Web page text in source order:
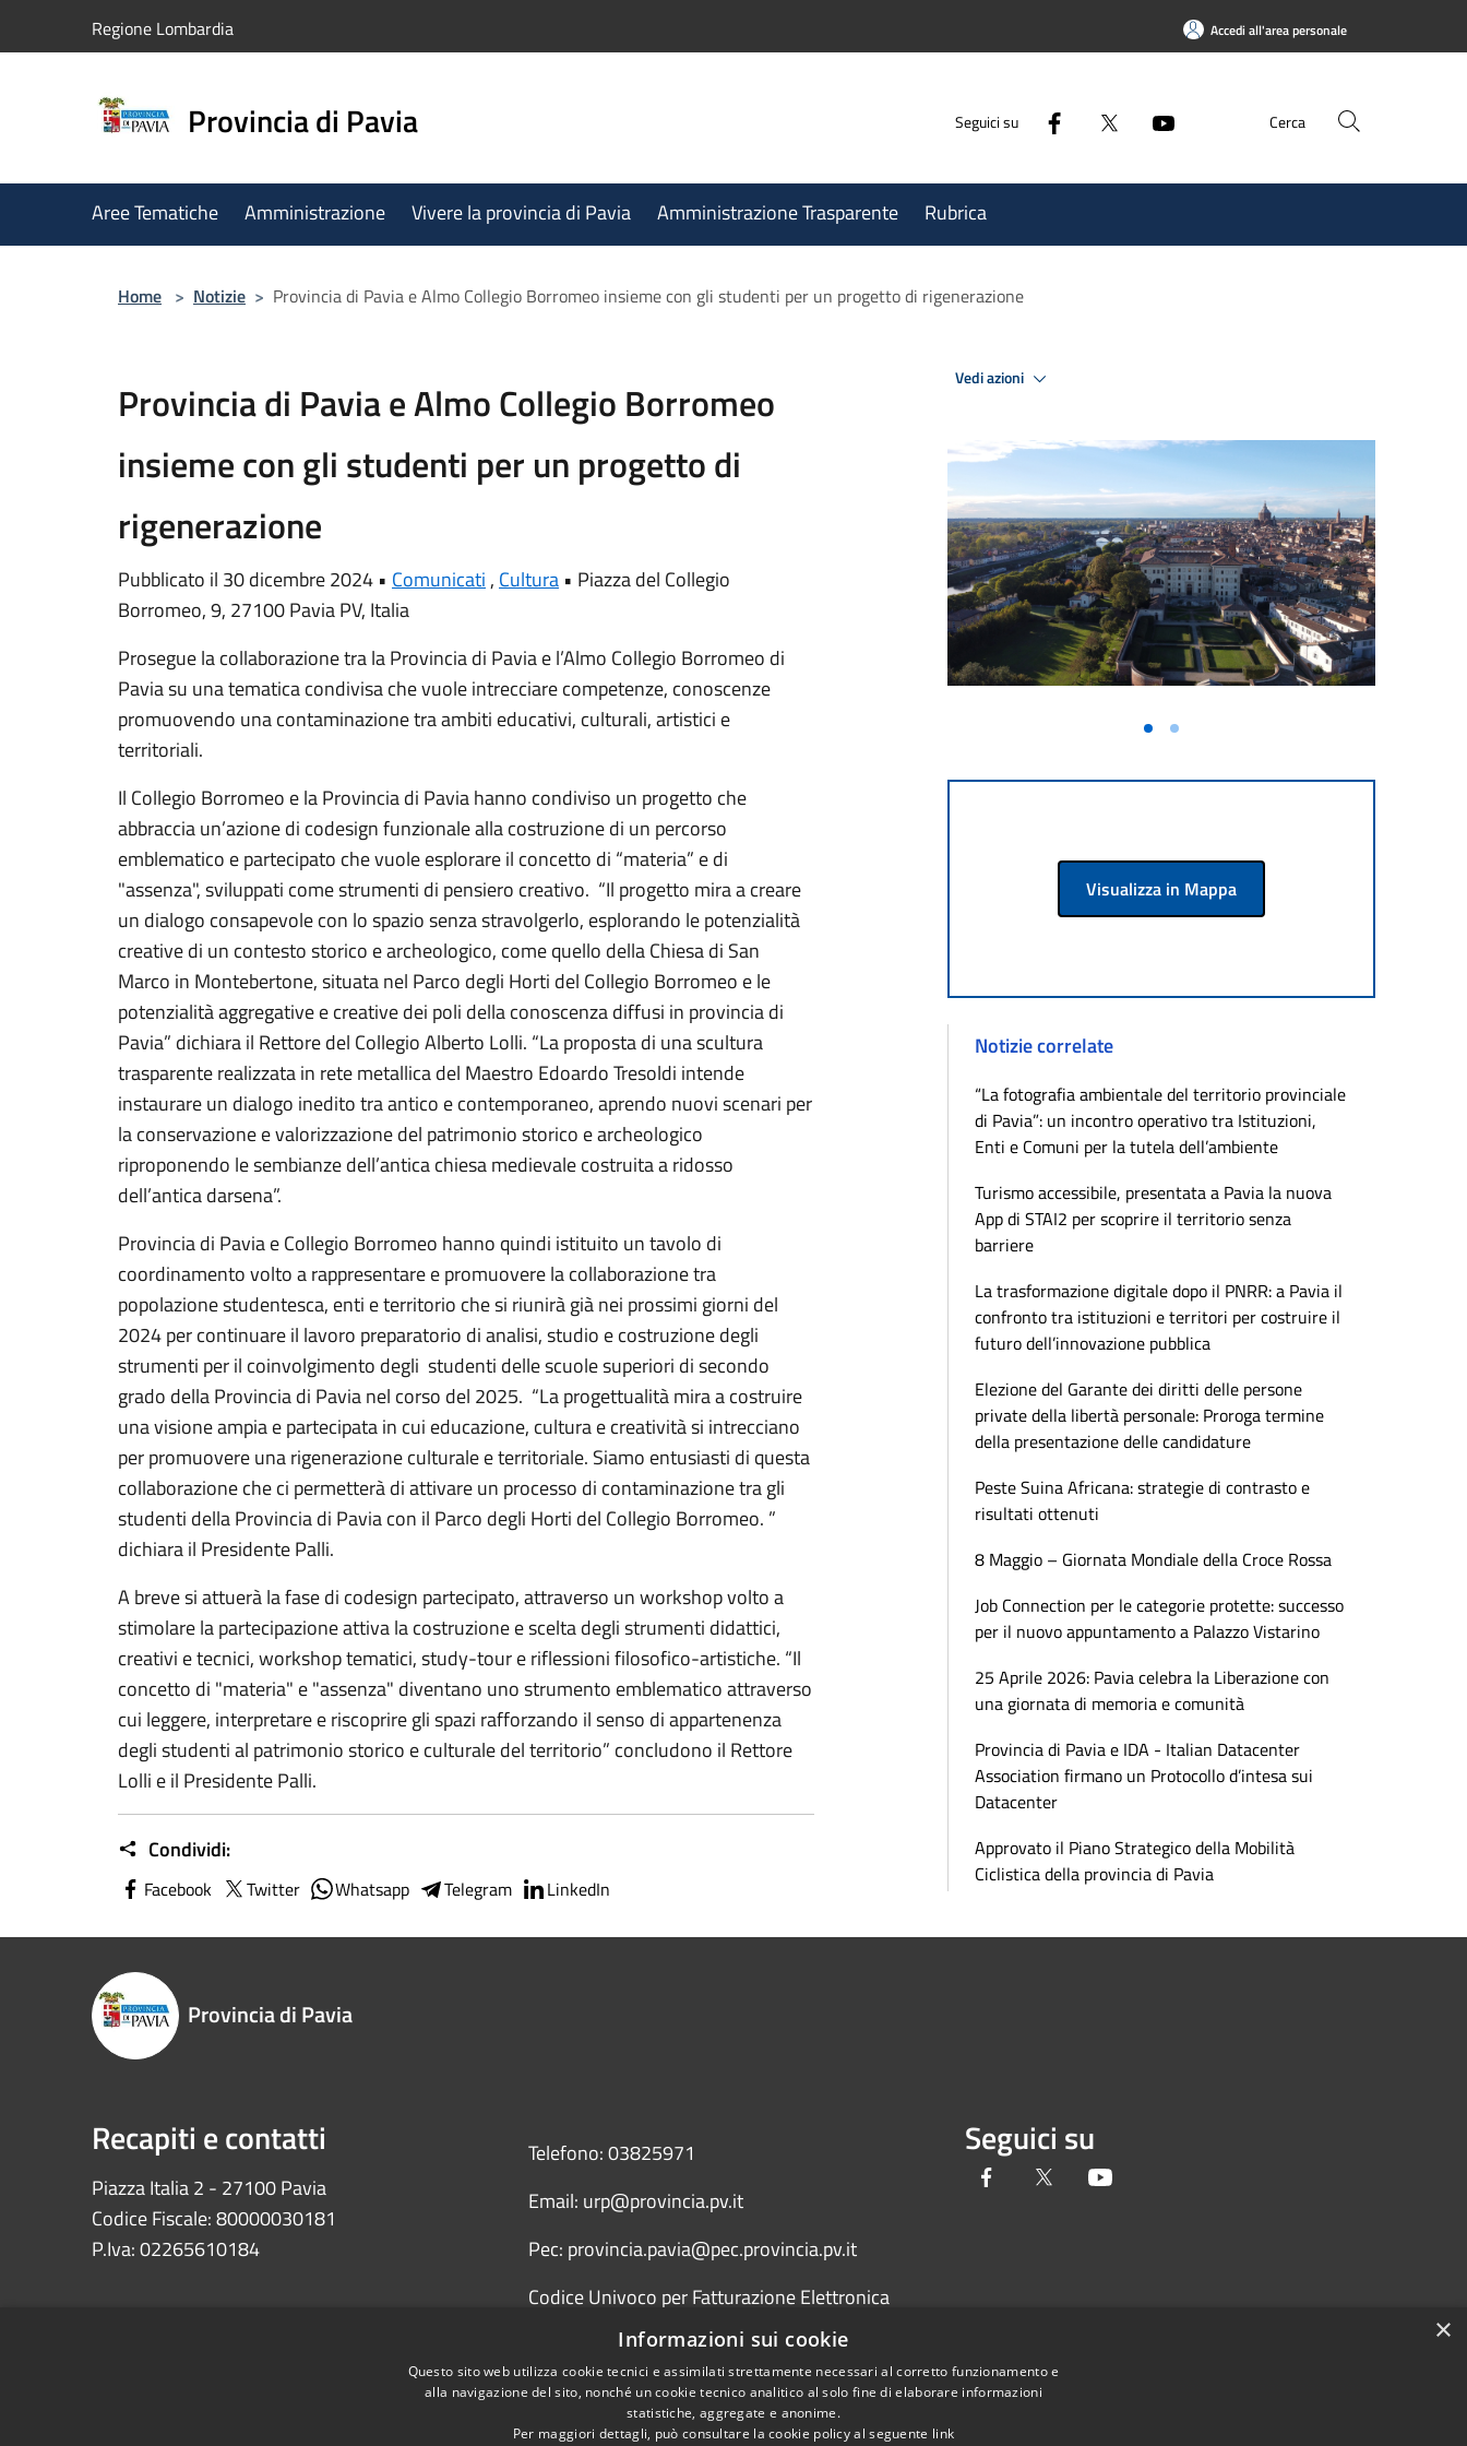
Regione Lombardia Accedi all'area personale
Provincia di Pavia Seguici su Cerca
Aree Tematiche Amministrazione Vivere la provincia di Pavia Amministrazione Trasparente Rubrica
Home > Notizie > Provincia di Pavia e Almo Collegio Borromeo insieme con gli studenti per un progetto di rigenerazione
Provincia di Pavia e Almo Collegio Borromeo
insieme con gli studenti per un progetto di
rigenerazione
Pubblicato il 30 dicembre 2024 • Comunicati , Cultura • Piazza del Collegio
Borromeo, 9, 27100 Pavia PV, Italia
Prosegue la collaborazione tra la Provincia di Pavia e l’Almo Collegio Borromeo di
Pavia su una tematica condivisa che vuole intrecciare competenze, conoscenze
promuovendo una contaminazione tra ambiti educativi, culturali, artistici e
territoriali.
Il Collegio Borromeo e la Provincia di Pavia hanno condiviso un progetto che
abbraccia un’azione di codesign funzionale alla costruzione di un percorso
emblematico e partecipato che vuole esplorare il concetto di “materia” e di
"assenza", sviluppati come strumenti di pensiero creativo. “Il progetto mira a creare
un dialogo consapevole con lo spazio senza stravolgerlo, esplorando le potenzialità
creative di un contesto storico e archeologico, come quello della Chiesa di San
Marco in Montebertone, situata nel Parco degli Horti del Collegio Borromeo e le
potenzialità aggregative e creative dei poli della conoscenza diffusi in provincia di
Pavia” dichiara il Rettore del Collegio Alberto Lolli. “La proposta di una scultura
trasparente realizzata in rete metallica del Maestro Edoardo Tresoldi intende
instaurare un dialogo inedito tra antico e contemporaneo, aprendo nuovi scenari per
la conservazione e valorizzazione del patrimonio storico e archeologico
riproponendo le sembianze dell’antica chiesa medievale costruita a ridosso
dell’antica darsena”.
Provincia di Pavia e Collegio Borromeo hanno quindi istituito un tavolo di
coordinamento volto a rappresentare e promuovere la collaborazione tra
popolazione studentesca, enti e territorio che si riunirà già nei prossimi giorni del
2024 per continuare il lavoro preparatorio di analisi, studio e costruzione degli
strumenti per il coinvolgimento degli studenti delle scuole superiori di secondo
grado della Provincia di Pavia nel corso del 2025. “La progettualità mira a costruire
una visione ampia e partecipata in cui educazione, cultura e creatività si intrecciano
per promuovere una rigenerazione culturale e territoriale. Siamo entusiasti di questa
collaborazione che ci permetterà di attivare un processo di contaminazione tra gli
studenti della Provincia di Pavia con il Parco degli Horti del Collegio Borromeo. ”
dichiara il Presidente Palli.
A breve si attuerà la fase di codesign partecipato, attraverso un workshop volto a
stimolare la partecipazione attiva la costruzione e scelta degli strumenti didattici,
creativi e tecnici, workshop tematici, study-tour e riflessioni filosofico-artistiche. “Il
concetto di "materia" e "assenza" diventano uno strumento emblematico attraverso
cui leggere, interpretare e riscoprire gli spazi rafforzando il senso di appartenenza
degli studenti al patrimonio storico e culturale del territorio” concludono il Rettore
Lolli e il Presidente Palli.
Condividi:
Facebook Twitter Whatsapp Telegram LinkedIn
Vedi azioni
Visualizza in Mappa
Notizie correlate
“La fotografia ambientale del territorio provinciale
di Pavia”: un incontro operativo tra Istituzioni,
Enti e Comuni per la tutela dell’ambiente
Turismo accessibile, presentata a Pavia la nuova
App di STAI2 per scoprire il territorio senza
barriere
La trasformazione digitale dopo il PNRR: a Pavia il
confronto tra istituzioni e territori per costruire il
futuro dell’innovazione pubblica
Elezione del Garante dei diritti delle persone
private della libertà personale: Proroga termine
della presentazione delle candidature
Peste Suina Africana: strategie di contrasto e
risultati ottenuti
8 Maggio – Giornata Mondiale della Croce Rossa
Job Connection per le categorie protette: successo
per il nuovo appuntamento a Palazzo Vistarino
25 Aprile 2026: Pavia celebra la Liberazione con
una giornata di memoria e comunità
Provincia di Pavia e IDA - Italian Datacenter
Association firmano un Protocollo d’intesa sui
Datacenter
Approvato il Piano Strategico della Mobilità
Ciclistica della provincia di Pavia
Provincia di Pavia
Recapiti e contatti
Piazza Italia 2 - 27100 Pavia
Codice Fiscale: 80000030181
P.Iva: 02265610184
Telefono: 03825971
Email: urp@provincia.pv.it
Pec: provincia.pavia@pec.provincia.pv.it
Codice Univoco per Fatturazione Elettronica
(Fattura PA) UFYCZU
Seguici su
Facebook Twitter
×
Informazioni sui cookie
Questo sito web utilizza cookie tecnici e assimilati strettamente necessari al corretto funzionamento e
alla navigazione del sito, nonché un cookie tecnico analitico al solo fine di elaborare informazioni
statistiche, aggregate e anonime.
Per maggiori dettagli, può consultare la cookie policy al seguente link